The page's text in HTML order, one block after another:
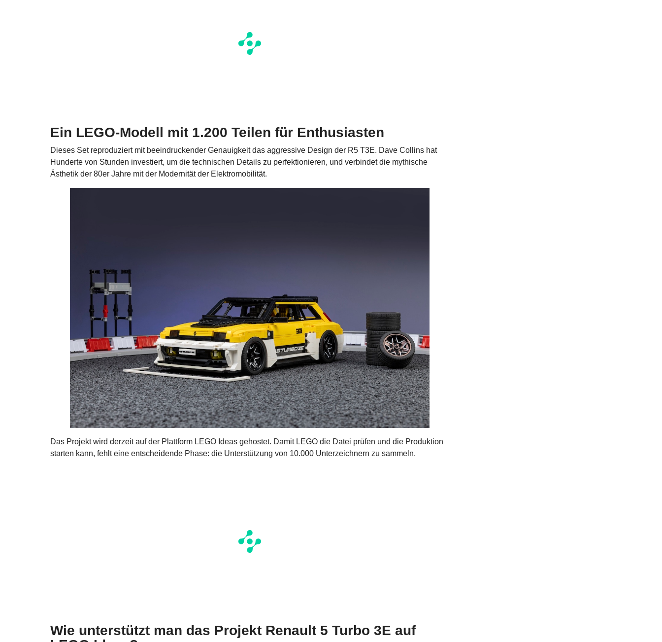
Ein LEGO-Modell mit 1.200 Teilen für Enthusiasten
Dieses Set reproduziert mit beeindruckender Genauigkeit das aggressive Design der R5 T3E. Dave Collins hat
Hunderte von Stunden investiert, um die technischen Details zu perfektionieren, und verbindet die mythische
Ästhetik der 80er Jahre mit der Modernität der Elektromobilität.
Das Projekt wird derzeit auf der Plattform LEGO Ideas gehostet. Damit LEGO die Datei prüfen und die Produktion
starten kann, fehlt eine entscheidende Phase: die Unterstützung von 10.000 Unterzeichnern zu sammeln.
Wie unterstützt man das Projekt Renault 5 Turbo 3E auf